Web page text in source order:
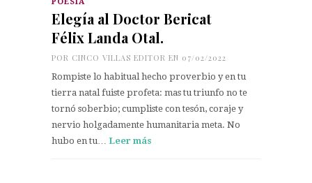
Elegía al Doctor Bericat
Félix Landa Otal.
POR CINCO VILLAS EDITOR EN 07/02/2022
Rompiste lo habitual hecho proverbio y en tu
tierra natal fuiste profeta: mas tu triunfo no te
tornó soberbio; cumpliste con tesón, coraje y
nervio holgadamente humanitaria meta. No
hubo en tu… Leer más